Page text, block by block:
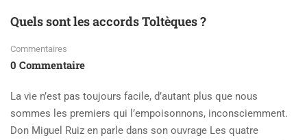
Quels sont les accords Toltèques ?
Commentaires
0 Commentaire
La vie n’est pas toujours facile, d’autant plus que nous
sommes les premiers qui l’empoisonnons, inconsciemment.
Don Miguel Ruiz en parle dans son ouvrage Les quatre